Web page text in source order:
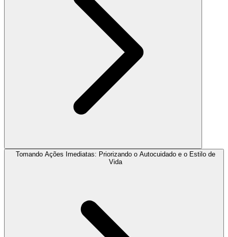
Tomando Ações Imediatas: Priorizando o Autocuidado e o Estilo de
Vida